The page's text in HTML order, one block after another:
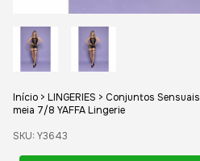
Início > LINGERIES > Conjuntos Sensuais
meia 7/8 YAFFA Lingerie
SKU: Y3643